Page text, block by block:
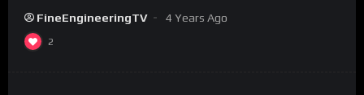
FineEngineeringTV 4 Years Ago
2